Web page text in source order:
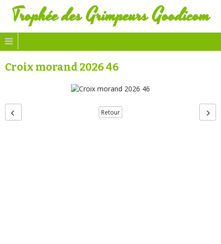
Trophée des Grimpeurs Goodicom
Croix morand 2026 46
Retour